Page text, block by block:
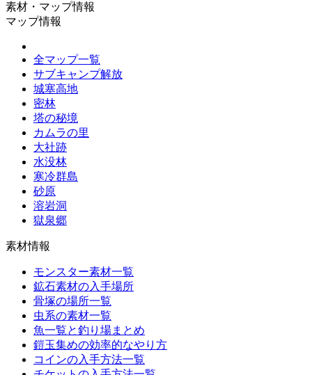
素材・マップ情報
マップ情報
全マップ一覧
サブキャンプ解放
城塞高地
密林
塔の秘境
カムラの里
大社跡
水没林
寒冷群島
砂原
溶岩洞
獄泉郷
素材情報
モンスター素材一覧
鉱石素材の入手場所
骨塚の場所一覧
虫系の素材一覧
魚一覧と釣り場まとめ
鎧玉集めの効率的なやり方
コインの入手方法一覧